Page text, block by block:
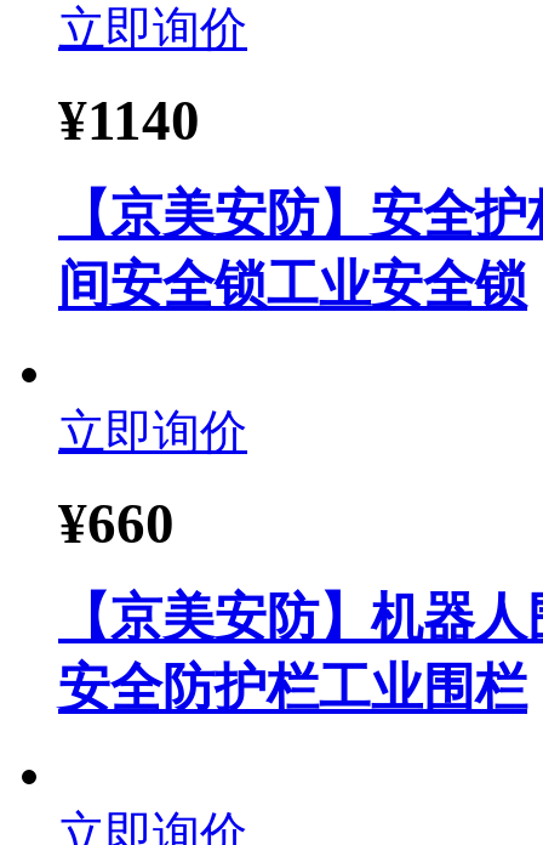
立即询价
¥1140
【京美安防】安全
间安全锁工业安全锁
立即询价
¥660
【京美安防】机器
安全防护栏工业围栏
立即询价